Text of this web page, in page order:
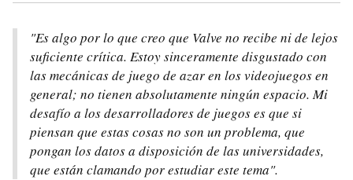
"Es algo por lo que creo que Valve no recibe ni de lejos
suficiente crítica. Estoy sinceramente disgustado con
las mecánicas de juego de azar en los videojuegos en
general; no tienen absolutamente ningún espacio. Mi
desafío a los desarrolladores de juegos es que si
piensan que estas cosas no son un problema, que
pongan los datos a disposición de las universidades,
que están clamando por estudiar este tema".